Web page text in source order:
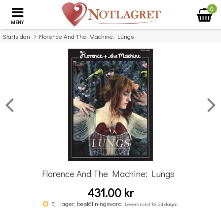
MENY
0
Startsidan Florence And The Machine: Lungs
Missa inte detta...
Double Bass Quartets
Florence And The Machine: Lungs
431.00 kr
Ej i lager, beställningsvara. Leveranstid 16-24 dagar